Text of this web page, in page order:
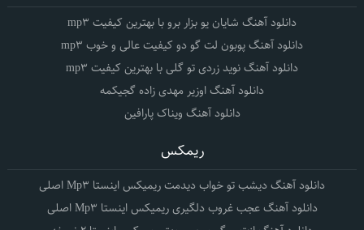
دانلود آهنگ شایان یو بزار برو با بهترین کیفیت mp3
دانلود آهنگ پوبون لت گو دو کیفیت عالی و خوب mp3
دانلود آهنگ نوید زردی تو گلی با بهترین کیفیت mp3
دانلود آهنگ اوزیر مهدی زاده گجیکمه
دانلود آهنگ ویناک پارافین
ریمکس
دانلود آهنگ دیشب تو خواب دیدمت ریمیکس اینستا Mp3 اصلی
دانلود آهنگ عجب غروب دلگیری ریمیکس اینستا Mp3 اصلی